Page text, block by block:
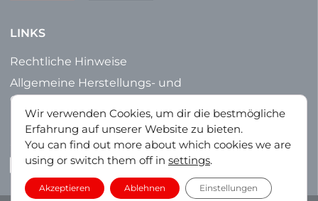
LINKS
Rechtliche Hinweise
Allgemeine Herstellungs- und
Geschäftsbedingungen
Datenschutz
Sitemap
LinkedIn
Wir verwenden Cookies, um dir die bestmögliche
Erfahrung auf unserer Website zu bieten.
You can find out more about which cookies we are
using or switch them off in settings.
Akzeptieren Ablehnen Einstellungen